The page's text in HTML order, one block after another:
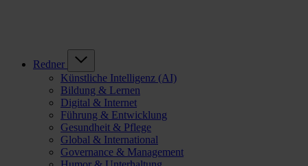
Redner
Künstliche Intelligenz (AI)
Bildung & Lernen
Digital & Internet
Führung & Entwicklung
Gesundheit & Pflege
Global & International
Governance & Management